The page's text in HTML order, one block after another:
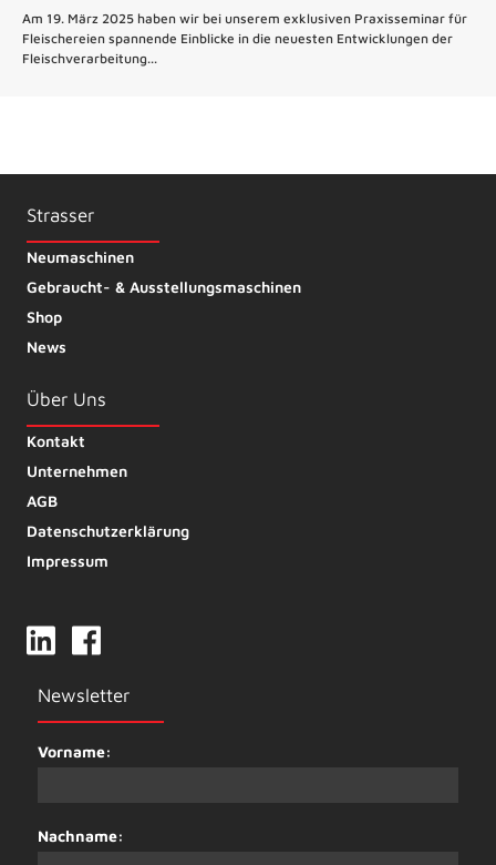
Am 19. März 2025 haben wir bei unserem exklusiven Praxisseminar für
Fleischereien spannende Einblicke in die neuesten Entwicklungen der
Fleischverarbeitung...
Strasser
Neumaschinen
Gebraucht- & Ausstellungsmaschinen
Shop
News
Über Uns
Kontakt
Unternehmen
AGB
Datenschutzerklärung
Impressum
Newsletter
Vorname:
Nachname: